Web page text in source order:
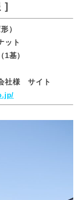
]
）
ット
基）
社様 サイト